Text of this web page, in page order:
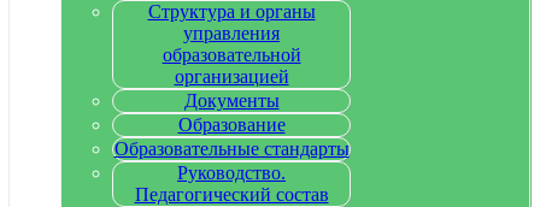
Структура и органы
управления
образовательной
организацией
Документы
Образование
Образовательные стандарты
Руководство.
Педагогический состав